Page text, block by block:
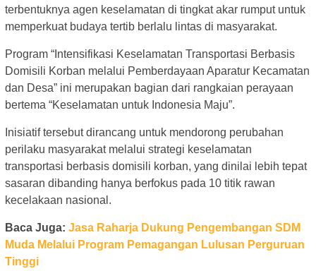
terbentuknya agen keselamatan di tingkat akar rumput untuk
memperkuat budaya tertib berlalu lintas di masyarakat.
Program “Intensifikasi Keselamatan Transportasi Berbasis
Domisili Korban melalui Pemberdayaan Aparatur Kecamatan
dan Desa” ini merupakan bagian dari rangkaian perayaan
bertema “Keselamatan untuk Indonesia Maju”.
Inisiatif tersebut dirancang untuk mendorong perubahan
perilaku masyarakat melalui strategi keselamatan
transportasi berbasis domisili korban, yang dinilai lebih tepat
sasaran dibanding hanya berfokus pada 10 titik rawan
kecelakaan nasional.
Baca Juga: Jasa Raharja Dukung Pengembangan SDM
Muda Melalui Program Pemagangan Lulusan Perguruan
Tinggi